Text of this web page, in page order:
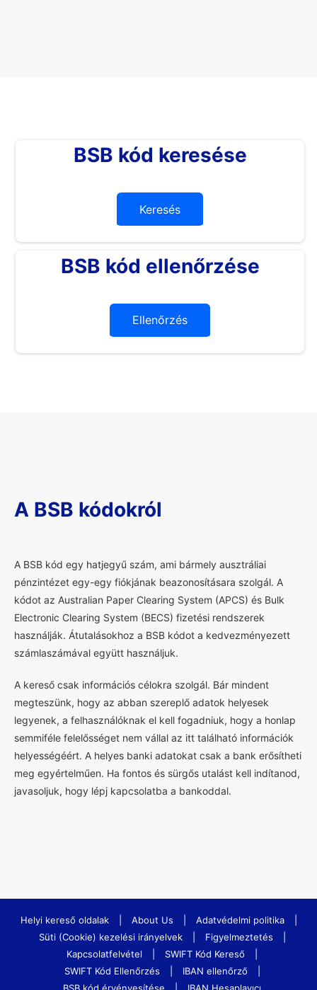
BSB kód keresése
Keresés
BSB kód ellenőrzése
Ellenőrzés
A BSB kódokról
A BSB kód egy hatjegyű szám, ami bármely ausztráliai
pénzintézet egy-egy fiókjának beazonosításara szolgál. A
kódot az Australian Paper Clearing System (APCS) és Bulk
Electronic Clearing System (BECS) fizetési rendszerek
használják. Átutalásokhoz a BSB kódot a kedvezményezett
számlaszámával együtt használjuk.
A kereső csak információs célokra szolgál. Bár mindent
megteszünk, hogy az abban szereplő adatok helyesek
legyenek, a felhasználóknak el kell fogadniuk, hogy a honlap
semmiféle felelősséget nem vállal az itt található információk
helyességéért. A helyes banki adatokat csak a bank erősítheti
meg egyértelműen. Ha fontos és sürgős utalást kell indítanod,
javasoljuk, hogy lépj kapcsolatba a bankoddal.
Helyi kereső oldalak About Us Adatvédelmi politika
Süti (Cookie) kezelési irányelvek
Figyelmeztetés
Kapcsolatfelvétel
SWIFT Kód Kereső
SWIFT Kód Ellenőrzés
IBAN ellenőrző